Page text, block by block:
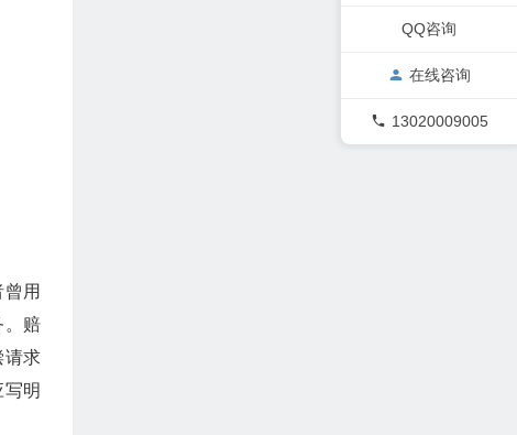
用
。赔
请求
明
QQ咨询
在线咨询
13020009005